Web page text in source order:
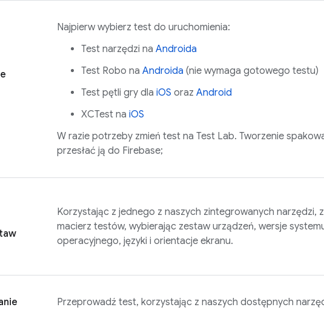
Najpierw wybierz test do uruchomienia:
Test narzędzi na Androida
Test Robo na Androida (nie wymaga gotowego testu)
Test pętli gry dla iOS oraz Android
XCTest na iOS
W razie potrzeby zmień test na Test Lab. Tworzenie
przesłać ją do Firebase;
Korzystając z jednego z naszych zintegrowanych narzędzi,
macierz testów, wybierając zestaw urządzeń, wersje
operacyjnego, języki i orientacje ekranu.
Przeprowadź test, korzystając z naszych dostępnych